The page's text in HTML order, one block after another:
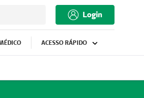
Login
ACESSO RÁPIDO